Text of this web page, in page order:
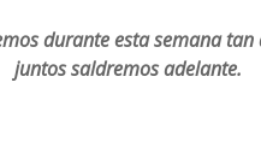
durante esta semana
juntos saldremos adelante.